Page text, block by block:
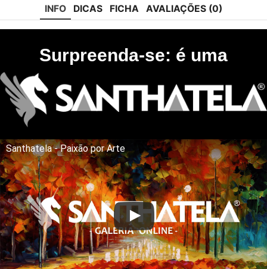
INFO DICAS FICHA AVALIAÇÕES (0)
Surpreenda-se: é uma
Santhatela - Paixão por Arte